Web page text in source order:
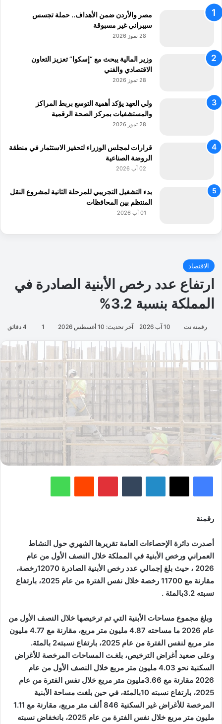
ع
ي
مصر والأردن ضمن الأهداف.. حملة تجسس
سيبراني غير مسبوقة
28 تموز 2026
وزير المالية يبحث مع “إسكوا” تعزيز التعاون
الاقتصادي والفني
28 تموز 2026
ولي العهد يؤكد أهمية التوسع بربط المراكز
والمستشفيات بمركز الصحة الرقمية
28 تموز 2026
قرارات لمجلس الوزراء لتحفيز الاستثمار في منطقة
الروضة الصناعية
02 آب 2026
بدء التشغيل التجريبي للمرحلة الثانية لمشروع النقل
المنتظم بين المحافظات
01 آب 2026